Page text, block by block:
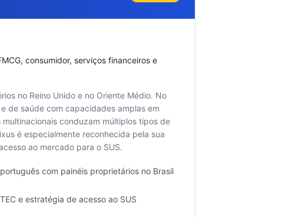
consumidor, serviços financeiros e
no Reino Unido e no Oriente Médio. No
de saúde com capacidades amplas em
conduzam múltiplos tipos de
é especialmente reconhecida pela sua
ao mercado para o SUS.
com painéis proprietários no Brasil
e estratégia de acesso ao SUS